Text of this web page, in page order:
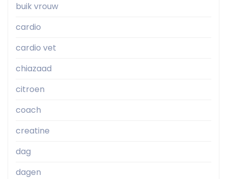
buik vrouw
cardio
cardio vet
chiazaad
citroen
coach
creatine
dag
dagen